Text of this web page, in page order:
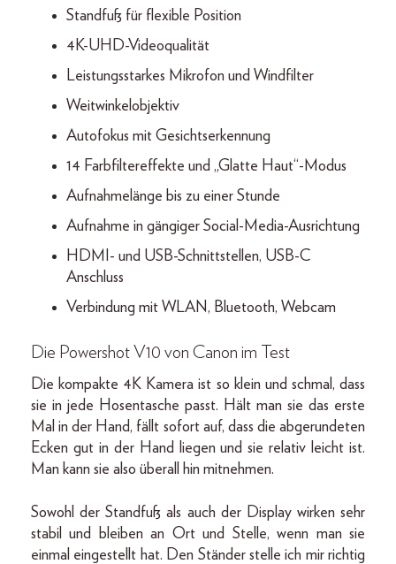
Standfuß für flexible Position
4K-UHD-Videoqualität
Leistungsstarkes Mikrofon und Windfilter
Weitwinkelobjektiv
Autofokus mit Gesichtserkennung
14 Farbfiltereffekte und „Glatte Haut“-Modus
Aufnahmelänge bis zu einer Stunde
Aufnahme in gängiger Social-Media-Ausrichtung
HDMI- und USB-Schnittstellen, USB-C
Anschluss
Verbindung mit WLAN, Bluetooth, Webcam
Die Powershot V10 von Canon im Test
Die kompakte 4K Kamera ist so klein und schmal, dass
sie in jede Hosentasche passt. Hält man sie das erste
Mal in der Hand, fällt sofort auf, dass die abgerundeten
Ecken gut in der Hand liegen und sie relativ leicht ist.
Man kann sie also überall hin mitnehmen.
Sowohl der Standfuß als auch der Display wirken sehr
stabil und bleiben an Ort und Stelle, wenn man sie
einmal eingestellt hat. Den Ständer stelle ich mir richtig